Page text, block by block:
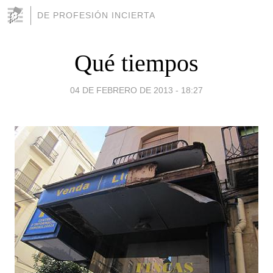
DE PROFESIÓN INCIERTA
Qué tiempos
04 DE FEBRERO DE 2013 - 18:27